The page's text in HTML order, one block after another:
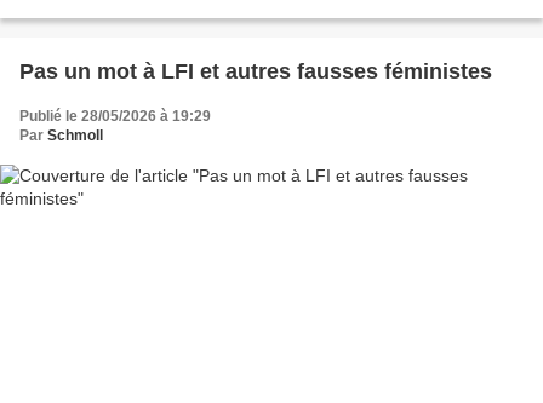
Pas un mot à LFI et autres fausses féministes
Publié le 28/05/2026 à 19:29
Par Schmoll